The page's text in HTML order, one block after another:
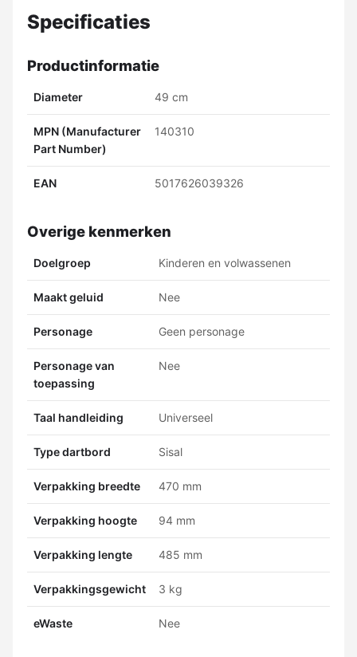
Specificaties
Productinformatie
Diameter 49 cm
MPN (Manufacturer
Part Number)
140310
EAN 5017626039326
Overige kenmerken
Doelgroep Kinderen en volwassenen
Maakt geluid Nee
Personage Geen personage
Personage van
toepassing
Nee
Taal handleiding Universeel
Type dartbord Sisal
Verpakking breedte 470 mm
Verpakking hoogte 94 mm
Verpakking lengte 485 mm
Verpakkingsgewicht 3 kg
eWaste Nee